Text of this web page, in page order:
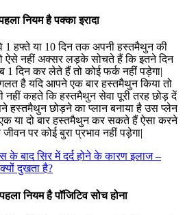
नियम है पक्का इरादा
हफ्ते या 10 दिन तक अपनी हस्तमैथुन की
नहीं अक्सर लड़के सोचते हैं कि इतने दिन
दिन कर लेते हैं तो कोई फर्क नहीं पड़ेगा|
है यदि आपने एक बार हस्तमैथुन किया तो
नहीं कहते कि हस्तमैथुन सेवा पूरी तरह छोड़ दें
छोड़ने का प्लान बनाया है उस प्लेन
या दो बार हस्तमैथुन कर सकते हैं ऐसा करने
पर कोई बुरा प्रभाव नहीं पड़ेगा|
के बाद सिर में दर्द होने के कारण इलाज –
दुखता है?
नियम है पॉजिटिव सोच होना